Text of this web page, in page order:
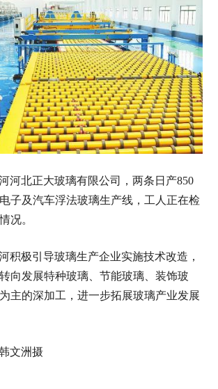
河北正大玻璃有限公司，两条日产850
子及汽车浮法玻璃生产线，工人正在检
况。
积极引导玻璃生产企业实施技术改造，
向发展特种玻璃、节能玻璃、装饰玻
主的深加工，进一步拓展玻璃产业发展
文洲摄